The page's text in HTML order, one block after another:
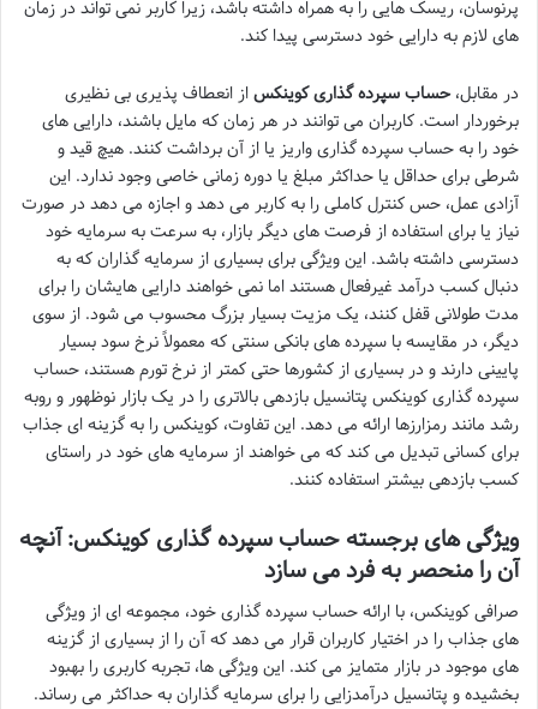
پرنوسان، ریسک هایی را به همراه داشته باشد، زیرا کاربر نمی تواند در زمان
های لازم به دارایی خود دسترسی پیدا کند.
در مقابل،حساب سپرده گذاری کوینکساز انعطاف پذیری بی نظیری
برخوردار است. کاربران می توانند در هر زمان که مایل باشند، دارایی های
خود را به حساب سپرده گذاری واریز یا از آن برداشت کنند. هیچ قید و
شرطی برای حداقل یا حداکثر مبلغ یا دوره زمانی خاصی وجود ندارد. این
آزادی عمل، حس کنترل کاملی را به کاربر می دهد و اجازه می دهد در صورت
نیاز یا برای استفاده از فرصت های دیگر بازار، به سرعت به سرمایه خود
دسترسی داشته باشد. این ویژگی برای بسیاری از سرمایه گذاران که به
دنبال کسب درآمد غیرفعال هستند اما نمی خواهند دارایی هایشان را برای
مدت طولانی قفل کنند، یک مزیت بسیار بزرگ محسوب می شود. از سوی
دیگر، در مقایسه با سپرده های بانکی سنتی که معمولاً نرخ سود بسیار
پایینی دارند و در بسیاری از کشورها حتی کمتر از نرخ تورم هستند، حساب
سپرده گذاری کوینکس پتانسیل بازدهی بالاتری را در یک بازار نوظهور و روبه
رشد مانند رمزارزها ارائه می دهد. این تفاوت، کوینکس را به گزینه ای جذاب
برای کسانی تبدیل می کند که می خواهند از سرمایه های خود در راستای
کسب بازدهی بیشتر استفاده کنند.
ویژگی های برجسته حساب سپرده گذاری کوینکس: آنچه
آن را منحصر به فرد می سازد
صرافی کوینکس، با ارائه حساب سپرده گذاری خود، مجموعه ای از ویژگی
های جذاب را در اختیار کاربران قرار می دهد که آن را از بسیاری از گزینه
های موجود در بازار متمایز می کند. این ویژگی ها، تجربه کاربری را بهبود
بخشیده و پتانسیل درآمدزایی را برای سرمایه گذاران به حداکثر می رساند.